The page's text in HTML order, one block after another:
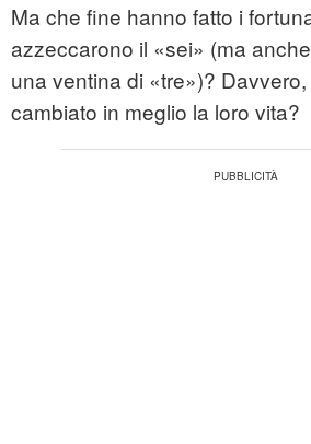
Ma che fine hanno fatto i
azzeccarono il «sei» (ma
una ventina di «tre»)?
cambiato in meglio la loro vita?